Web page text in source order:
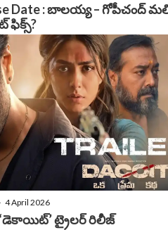
Date : బాలయ్య – గోపీచంద్
ఫిక్స్?
4 April 2026
‘డెకాయిట్‌’ ట్రైలర్‌ రిలీజ్‌